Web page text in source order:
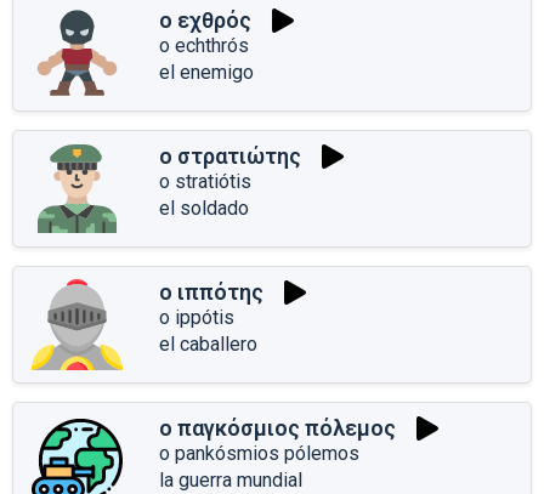
ο εχθρός
o echthrós
el enemigo
ο στρατιώτης
o stratiótis
el soldado
ο ιππότης
o ippótis
el caballero
ο παγκόσμιος πόλεμος
o pankósmios pólemos
la guerra mundial